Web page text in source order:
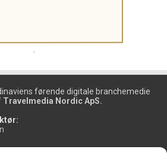
førende digitale branchemedie
Travelmedia Nordic ApS.